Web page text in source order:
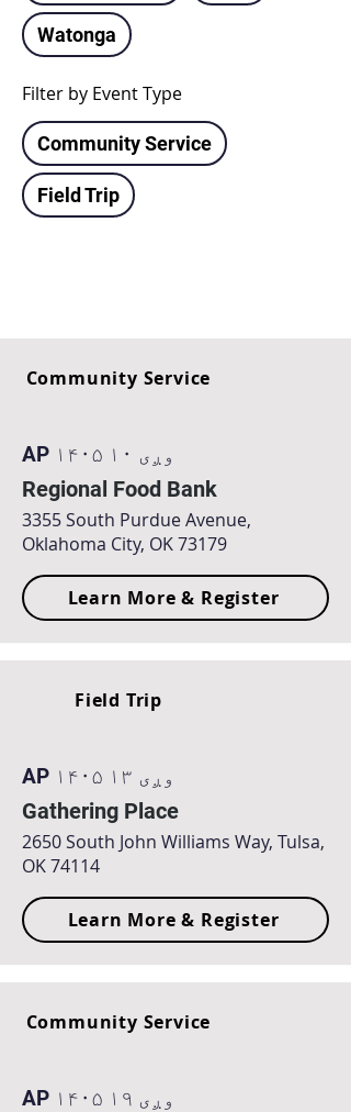
Watonga
Filter by Event Type
Community Service
Field Trip
Community Service
AP ۱۴۰۵ وږی ۱۰
Regional Food Bank
3355 South Purdue Avenue,
Oklahoma City, OK 73179
Learn More & Register
Field Trip
AP ۱۴۰۵ وږی ۱۳
Gathering Place
2650 South John Williams Way, Tulsa,
OK 74114
Learn More & Register
Community Service
AP ۱۴۰۵ وږی ۱۹